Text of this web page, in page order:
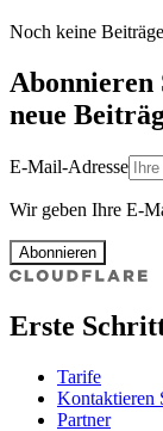
Noch keine
Abonnieren
neue
E-Mail-Adresse
Wir geben Ihre E-
Abonnieren
Erste
Tarife
Kontaktieren
Partner